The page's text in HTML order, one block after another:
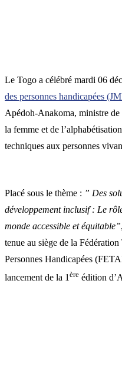
Le Togo a célébré mardi 06
des personnes handicapées
Apédoh-Anakoma, ministre
la femme et de
techniques aux personnes
Placé sous le thème : ” Des
développement inclusif : Le
monde accessible et équitable”
tenue au siège de la
Personnes Handicapées
lancement de la 1 ère édition